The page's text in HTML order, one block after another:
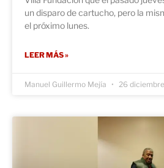
un disparo de cartucho, pero la
el próximo lunes.
LEER MÁS »
Manuel Guillermo Mejía 26